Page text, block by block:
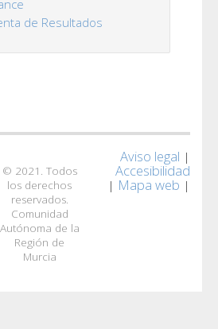
de Resultados
© 2021. Todos
los derechos
reservados.
Comunidad
Autónoma de la
Región de
Murcia
Aviso legal |
Accesibilidad
| Mapa web |